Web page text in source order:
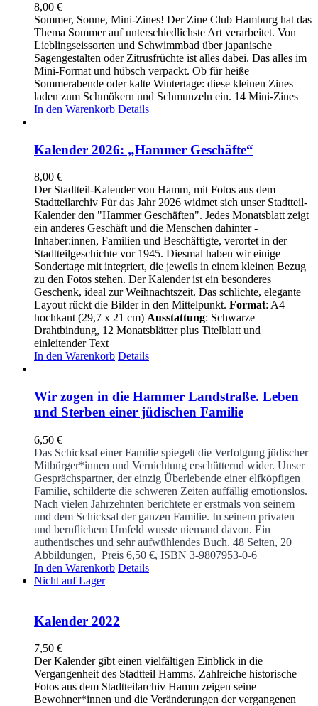
8,00 €
Sommer, Sonne, Mini-Zines! Der Zine Club Hamburg hat das
Thema Sommer auf unterschiedlichste Art verarbeitet. Von
Lieblingseissorten und Schwimmbad über japanische
Sagengestalten oder Zitrusfrüchte ist alles dabei. Das alles im
Mini-Format und hübsch verpackt. Ob für heiße
Sommerabende oder kalte Wintertage: diese kleinen Zines
laden zum Schmökern und Schmunzeln ein. 14 Mini-Zines
In den Warenkorb Details
Kalender 2026: „Hammer Geschäfte“
8,00 €
Der Stadtteil-Kalender von Hamm, mit Fotos aus dem
Stadtteilarchiv Für das Jahr 2026 widmet sich unser Stadtteil-
Kalender den "Hammer Geschäften". Jedes Monatsblatt zeigt
ein anderes Geschäft und die Menschen dahinter -
Inhaber:innen, Familien und Beschäftigte, verortet in der
Stadtteilgeschichte vor 1945. Diesmal haben wir einige
Sondertage mit integriert, die jeweils in einem kleinen Bezug
zu den Fotos stehen. Der Kalender ist ein besonderes
Geschenk, ideal zur Weihnachtszeit. Das schlichte, elegante
Layout rückt die Bilder in den Mittelpunkt. Format: A4
hochkant (29,7 x 21 cm) Ausstattung: Schwarze
Drahtbindung, 12 Monatsblätter plus Titelblatt und
einleitender Text
In den Warenkorb Details
Wir zogen in die Hammer Landstraße. Leben
und Sterben einer jüdischen Familie
6,50 €
Das Schicksal einer Familie spiegelt die Verfolgung jüdischer
Mitbürger*innen und Vernichtung erschütternd wider. Unser
Gesprächspartner, der einzig Überlebende einer elfköpfigen
Familie, schilderte die schweren Zeiten auffällig emotionslos.
Nach vielen Jahrzehnten berichtete er erstmals von seinem
und dem Schicksal der ganzen Familie. In seinem privaten
und beruflichem Umfeld wusste niemand davon. Ein
authentisches und sehr aufwühlendes Buch. 48 Seiten, 20
Abbildungen, Preis 6,50 €, ISBN 3-9807953-0-6
In den Warenkorb Details
Nicht auf Lager
Kalender 2022
7,50 €
Der Kalender gibt einen vielfältigen Einblick in die
Vergangenheit des Stadtteil Hamms. Zahlreiche historische
Fotos aus dem Stadtteilarchiv Hamm zeigen seine
Bewohner*innen und die Veränderungen der vergangenen